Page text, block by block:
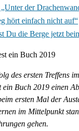
der
hört einfach nicht auf“
Du die Berge jetzt
des ersten Treffens
ein Buch 2019 einen
ersten Mal der
im Mittelpunkt
gehen.